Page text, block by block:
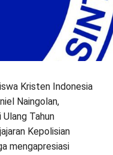
Kristen Indonesia
Naingolan,
Tahun
Kepolisian
mengapresiasi